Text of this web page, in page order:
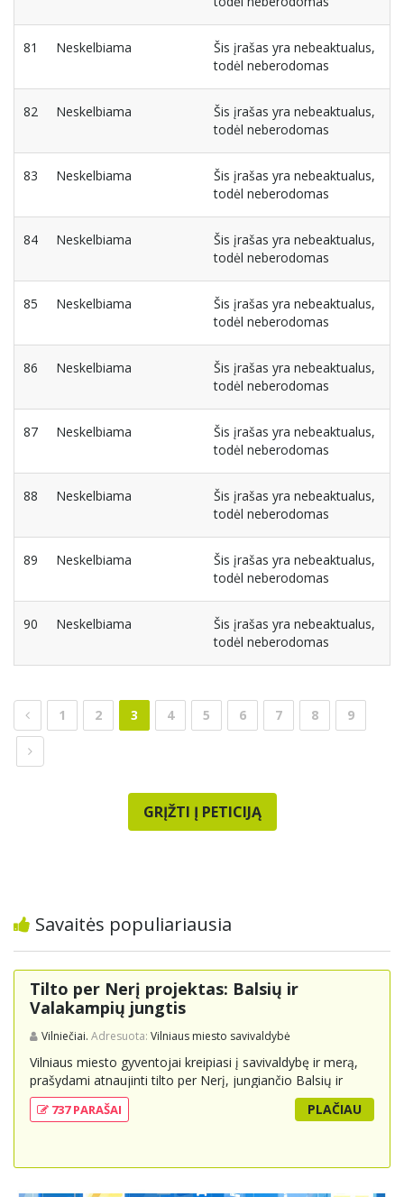
81 Neskelbiama
Šis įrašas yra nebeaktualus,
todėl neberodomas
82 Neskelbiama
Šis įrašas yra nebeaktualus,
todėl neberodomas
83 Neskelbiama
Šis įrašas yra nebeaktualus,
todėl neberodomas
84 Neskelbiama
Šis įrašas yra nebeaktualus,
todėl neberodomas
85 Neskelbiama
Šis įrašas yra nebeaktualus,
todėl neberodomas
86 Neskelbiama
Šis įrašas yra nebeaktualus,
todėl neberodomas
87 Neskelbiama
Šis įrašas yra nebeaktualus,
todėl neberodomas
88 Neskelbiama
Šis įrašas yra nebeaktualus,
todėl neberodomas
89 Neskelbiama
Šis įrašas yra nebeaktualus,
todėl neberodomas
90 Neskelbiama
Šis įrašas yra nebeaktualus,
todėl neberodomas
1 2 3 4 5 6 7 8 9
GRĮŽTI Į PETICIJĄ
Savaitės populiariausia
Tilto per Nerį projektas: Balsių ir
Valakampių jungtis
Vilniečiai. Adresuota: Vilniaus miesto savivaldybė
Vilniaus miesto gyventojai kreipiasi į savivaldybę ir merą,
prašydami atnaujinti tilto per Nerį, jungiančio Balsių ir
Valakampių kryptis, projektą ir įtraukti jį į miesto
strateginius susisiekimo planus. Šis tiltas ne tik padėtų
suteikdamas daugiau susisiekimo galimybių tiek
737 PARAŠAI PLAČIAU